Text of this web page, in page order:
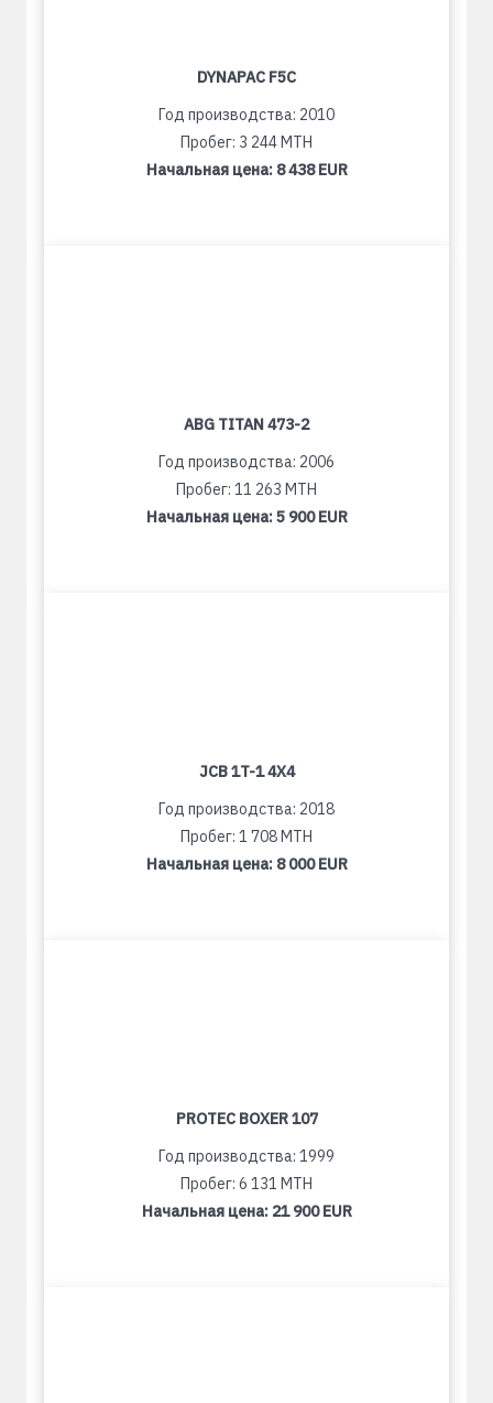
DYNAPAC F5C
Год производства: 2010
Пробег: 3 244 MTH
Начальная цена: 8 438 EUR
ABG TITAN 473-2
Год производства: 2006
Пробег: 11 263 MTH
Начальная цена:5 900 EUR
JCB 1T-1 4X4
Год производства: 2018
Пробег: 1 708 MTH
Начальная цена: 8 000 EUR
PROTEC BOXER 107
Год производства: 1999
Пробег: 6 131 MTH
Начальная цена: 21 900 EUR